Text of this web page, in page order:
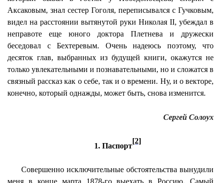
Аксаковым, знал сестер Гоголя, переписывался с Гучковым,
видел на расстоянии вытянутой руки Николая II, убеждал в
неправоте еще юного доктора Плетнева и дружески
беседовал с Бехтеревым. Очень надеюсь поэтому, что
десяток глав, выбранных из будущей книги, окажутся не
только увлекательными и познавательными, но и сложатся в
связный рассказ как о себе, так и о времени. Ну, и о векторе,
конечно, который однажды, может быть, снова изменится.
Сергей Солоух
1. Паспорт
[2]
Совершенно исключительные обстоятельства вынудили
меня в конце марта 1878-го выехать в Россию. Самый